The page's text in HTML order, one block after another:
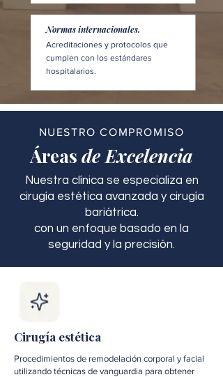
Normas internacionales.
Acreditaciones y protocolos que
cumplen con los estándares
hospitalarios.
NUESTRO COMPROMISO
Áreas de Excelencia
Nuestra clínica se especializa en
cirugía estética avanzada y cirugía
bariátrica.
con un enfoque basado en la
seguridad y la precisión.
Cirugía estética
Procedimientos de remodelación corporal y facial
utilizando técnicas de vanguardia para obtener